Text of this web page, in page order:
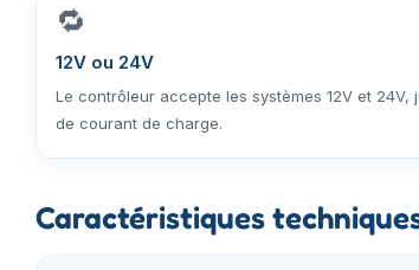
🔁
12V ou 24V
Le contrôleur accepte les systèmes 12V et 24V,
de courant de charge.
Caractéristiques